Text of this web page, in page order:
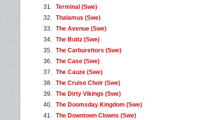
31. Terminal (Swe)
32. Thalamus (Swe)
33. The Avenue (Swe)
34. The Buttz (Swe)
35. The Carburettors (Swe)
36. The Case (Swe)
37. The Cauze (Swe)
38. The Cruise Choir (Swe)
39. The Dirty Vikings (Swe)
40. The Doomsday Kingdom (Swe)
41. The Downtown Clowns (Swe)